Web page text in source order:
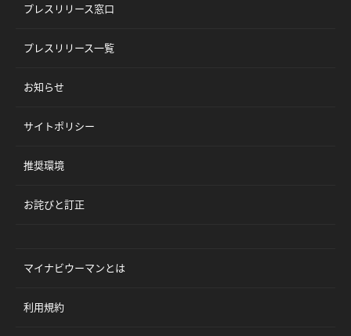
プレスリリース窓口
プレスリリース一覧
お知らせ
サイトポリシー
推奨環境
お詫びと訂正
マイナビウーマンとは
利用規約